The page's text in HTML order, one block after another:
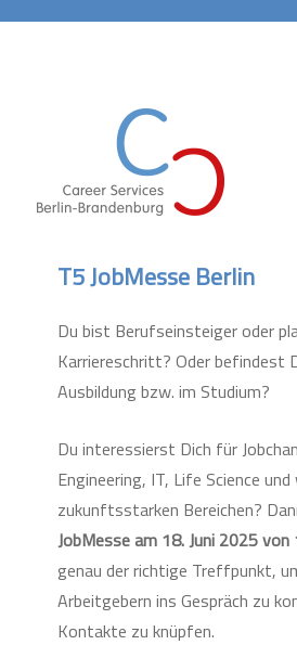
T5 JobMesse Berlin
Du bist Berufseinsteiger oder
Karriereschritt? Oder befindest
Ausbildung bzw. im Studium?
Du interessierst Dich für
Engineering, IT, Life Science
zukunftsstarken Bereichen?
JobMesse am 18. Juni 2025
genau der richtige Treffpunkt,
Arbeitgebern ins Gespräch zu
Kontakte zu knüpfen.